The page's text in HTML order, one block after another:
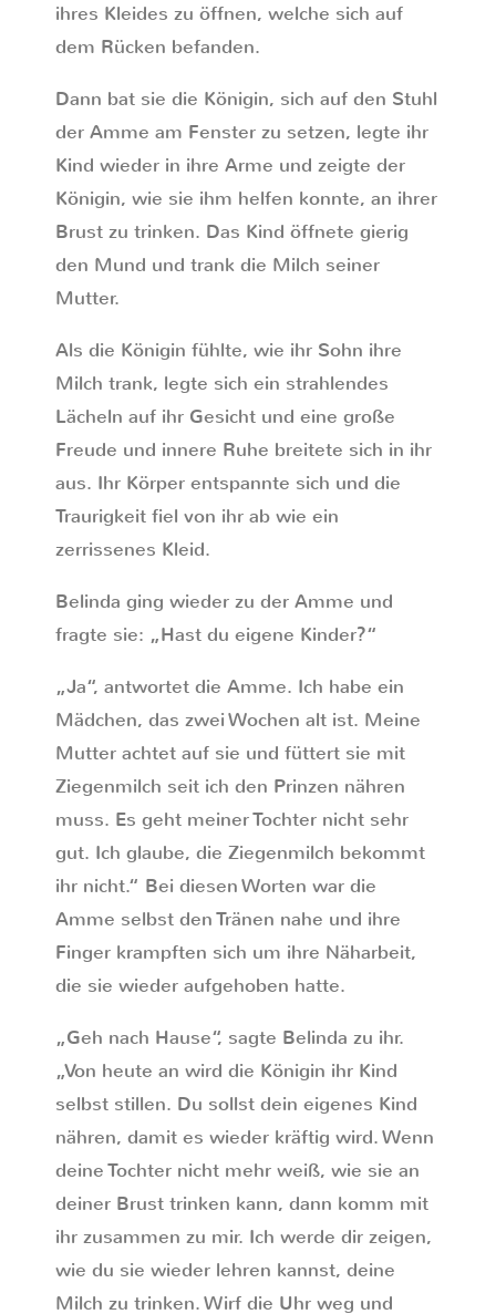
ihres Kleides zu öffnen, welche sich auf
dem Rücken befanden.
Dann bat sie die Königin, sich auf den Stuhl
der Amme am Fenster zu setzen, legte ihr
Kind wieder in ihre Arme und zeigte der
Königin, wie sie ihm helfen konnte, an ihrer
Brust zu trinken. Das Kind öffnete gierig
den Mund und trank die Milch seiner
Mutter.
Als die Königin fühlte, wie ihr Sohn ihre
Milch trank, legte sich ein strahlendes
Lächeln auf ihr Gesicht und eine große
Freude und innere Ruhe breitete sich in ihr
aus. Ihr Körper entspannte sich und die
Traurigkeit fiel von ihr ab wie ein
zerrissenes Kleid.
Belinda ging wieder zu der Amme und
fragte sie: „Hast du eigene Kinder?“
„Ja“, antwortet die Amme. Ich habe ein
Mädchen, das zwei Wochen alt ist. Meine
Mutter achtet auf sie und füttert sie mit
Ziegenmilch seit ich den Prinzen nähren
muss. Es geht meiner Tochter nicht sehr
gut. Ich glaube, die Ziegenmilch bekommt
ihr nicht.“ Bei diesen Worten war die
Amme selbst den Tränen nahe und ihre
Finger krampften sich um ihre Näharbeit,
die sie wieder aufgehoben hatte.
„Geh nach Hause“, sagte Belinda zu ihr.
„Von heute an wird die Königin ihr Kind
selbst stillen. Du sollst dein eigenes Kind
nähren, damit es wieder kräftig wird. Wenn
deine Tochter nicht mehr weiß, wie sie an
deiner Brust trinken kann, dann komm mit
ihr zusammen zu mir. Ich werde dir zeigen,
wie du sie wieder lehren kannst, deine
Milch zu trinken. Wirf die Uhr weg und